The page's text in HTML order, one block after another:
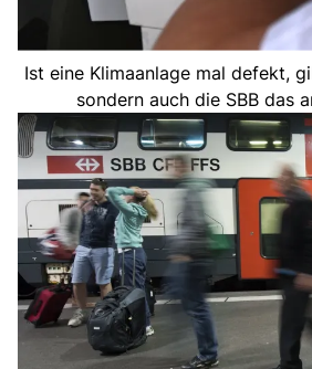
Ist eine Klimaanlage mal defekt,
sondern auch die SBB das